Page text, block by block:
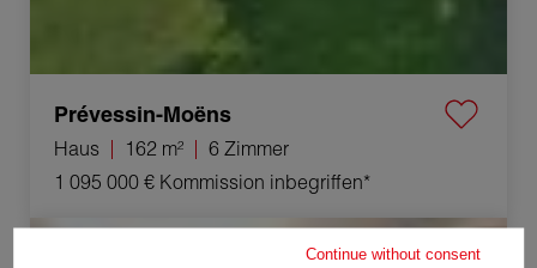
Prévessin-Moëns
Haus 162 m²
6 Zimmer
1 095 000 € Kommission inbegriffen*
Continue without consent